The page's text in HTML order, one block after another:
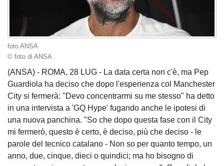
foto ANSA
© foto di ANSA
(ANSA) - ROMA, 28 LUG - La data certa non c'è, ma Pep
Guardiola ha deciso che dopo l'esperienza col Manchester
City si fermerà: "Devo concentrarmi su me stesso" ha detto
in una intervista a 'GQ Hype' fugando anche le ipotesi di
una nuova panchina. "So che dopo questa fase con il City
mi fermerò, questo è certo, è deciso, più che deciso - le
parole del tecnico catalano - Non so per quanto tempo, un
anno, due, cinque, dieci o quindici; ma ho bisogno di